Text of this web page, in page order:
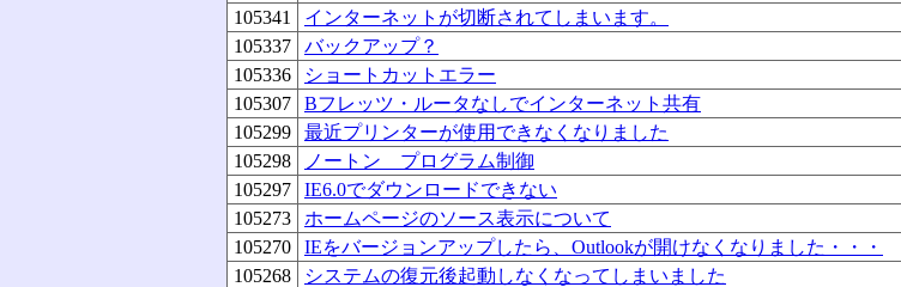
105341
インターネットが切断されてしまいます。
105337
バックアップ？
105336
ショートカットエラー
105307
Bフレッツ・ルータなしでインターネット共有
105299
最近プリンターが使用できなくなりました
105298
ノートン プログラム制御
105297
IE6.0でダウンロードできない
105273
ホームページのソース表示について
105270
IEをバージョンアップしたら、Outlookが開けなくなりました・・・
105268
システムの復元後起動しなくなってしまいました